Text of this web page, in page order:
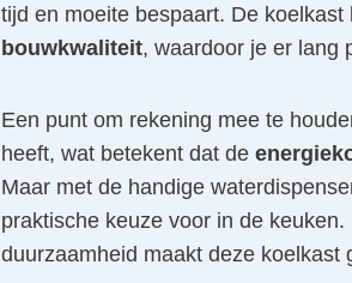
tijd en moeite bespaart. De koelkast
bouwkwaliteit, waardoor je er lang
Een punt om rekening mee te
heeft, wat betekent dat de
Maar met de handige
praktische keuze voor in de
duurzaamheid maakt deze koelkast